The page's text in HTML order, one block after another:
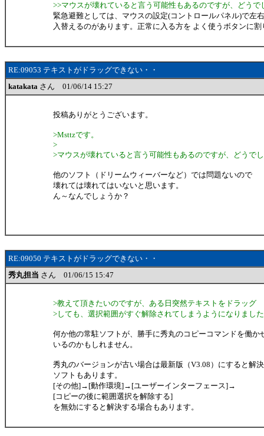
>>マウスが壊れていると言う可能性もあるのですが、どうで
緊急避難としては、マウスの設定(コントロールパネル)で左
入替えるのがあります。正常に入る方を よく使うボタンに
RE:09053 テキストがドラッグできない・・
katakata さん 01/06/14 15:27
投稿ありがとうございます。
>Msttzです。
>
>マウスが壊れていると言う可能性もあるのですが、どうで
他のソフト（ドリームウィーバーなど）では問題ないので
壊れては壊れてはいないと思います。
ん～なんでしょうか？
RE:09050 テキストがドラッグできない・・
秀丸担当 さん 01/06/15 15:47
>教えて頂きたいのですが、ある日突然テキストをドラッグ
>しても、選択範囲がすぐ解除されてしまうようになりまし
何か他の常駐ソフトが、勝手に秀丸のコピーコマンドを働か
いるのかもしれません。
秀丸のバージョンが古い場合は最新版（V3.08）にすると解
ソフトもあります。
[その他]→[動作環境]→[ユーザーインターフェース]→
[コピーの後に範囲選択を解除する]
を無効にすると解決する場合もあります。